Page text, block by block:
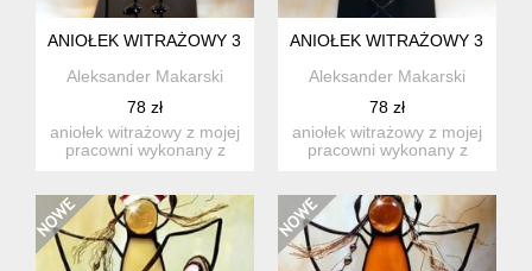
ANIOŁEK WITRAŻOWY 3D Z KLARNETEM
Aleksander Makarski
78 zł
aniołek witrażowy z mojej
pracowni wykonany z
ANIOŁEK WITRAŻOWY 3D "Z
Aleksander Makarski
78 zł
aniołek witrażowy z mojej
pracowni wykonany z